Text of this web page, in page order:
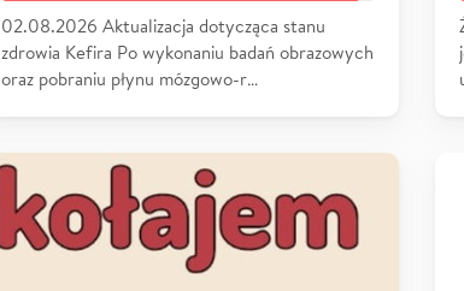
02.08.2026 Aktualizacja dotycząca stanu
zdrowia Kefira Po wykonaniu badań obrazowych
oraz pobraniu płynu mózgowo-r…